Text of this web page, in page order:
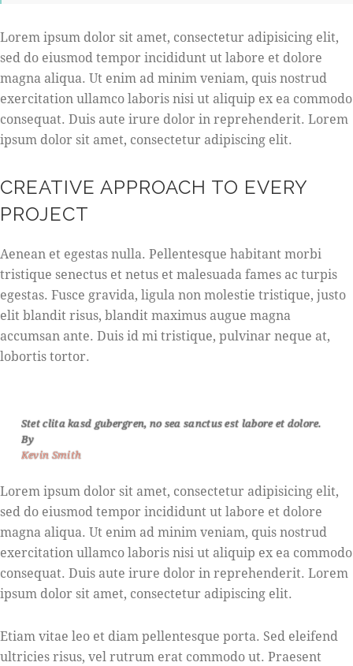
Lorem ipsum dolor sit amet, consectetur adipisicing elit,
sed do eiusmod tempor incididunt ut labore et dolore
magna aliqua. Ut enim ad minim veniam, quis nostrud
exercitation ullamco laboris nisi ut aliquip ex ea commodo
consequat. Duis aute irure dolor in reprehenderit. Lorem
ipsum dolor sit amet, consectetur adipiscing elit.
CREATIVE APPROACH TO EVERY
PROJECT
Aenean et egestas nulla. Pellentesque habitant morbi
tristique senectus et netus et malesuada fames ac turpis
egestas. Fusce gravida, ligula non molestie tristique, justo
elit blandit risus, blandit maximus augue magna
accumsan ante. Duis id mi tristique, pulvinar neque at,
lobortis tortor.
Stet clita kasd gubergren, no sea sanctus est labore et dolore.
By
Kevin Smith
Lorem ipsum dolor sit amet, consectetur adipisicing elit,
sed do eiusmod tempor incididunt ut labore et dolore
magna aliqua. Ut enim ad minim veniam, quis nostrud
exercitation ullamco laboris nisi ut aliquip ex ea commodo
consequat. Duis aute irure dolor in reprehenderit. Lorem
ipsum dolor sit amet, consectetur adipiscing elit.
Etiam vitae leo et diam pellentesque porta. Sed eleifend
ultricies risus, vel rutrum erat commodo ut. Praesent